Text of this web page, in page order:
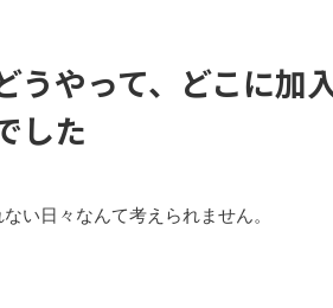
うやって、どこに加
した
い日々なんて考えられません。